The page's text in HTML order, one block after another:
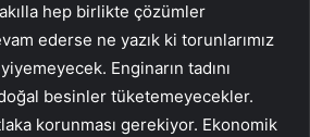
hep birlikte çözümler
ederse ne yazık ki torunlarımız
Enginarın tadını
besinler tüketemeyecekler.
korunması gerekiyor. Ekonomik